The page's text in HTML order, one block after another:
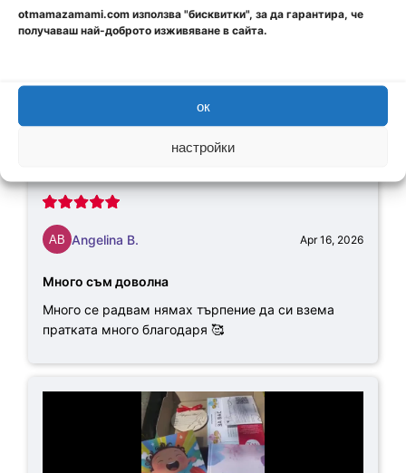
otmamazamami.com използва "бисквитки", за да гарантира, че
получаваш най-доброто изживяване в сайта.
ок
настройки
Angelina B. Apr 16, 2026
Много съм доволна
Много се радвам нямах търпение да си взема
пратката много благодаря 🥰